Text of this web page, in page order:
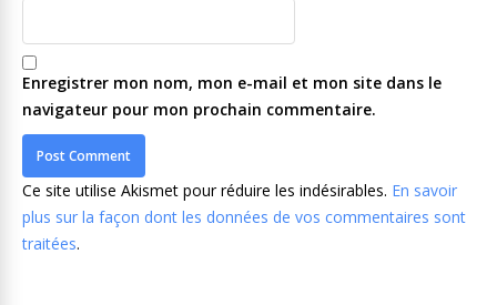
Enregistrer mon nom, mon e-mail et mon site dans le
navigateur pour mon prochain commentaire.
Ce site utilise Akismet pour réduire les indésirables. En savoir
plus sur la façon dont les données de vos commentaires sont
traitées.